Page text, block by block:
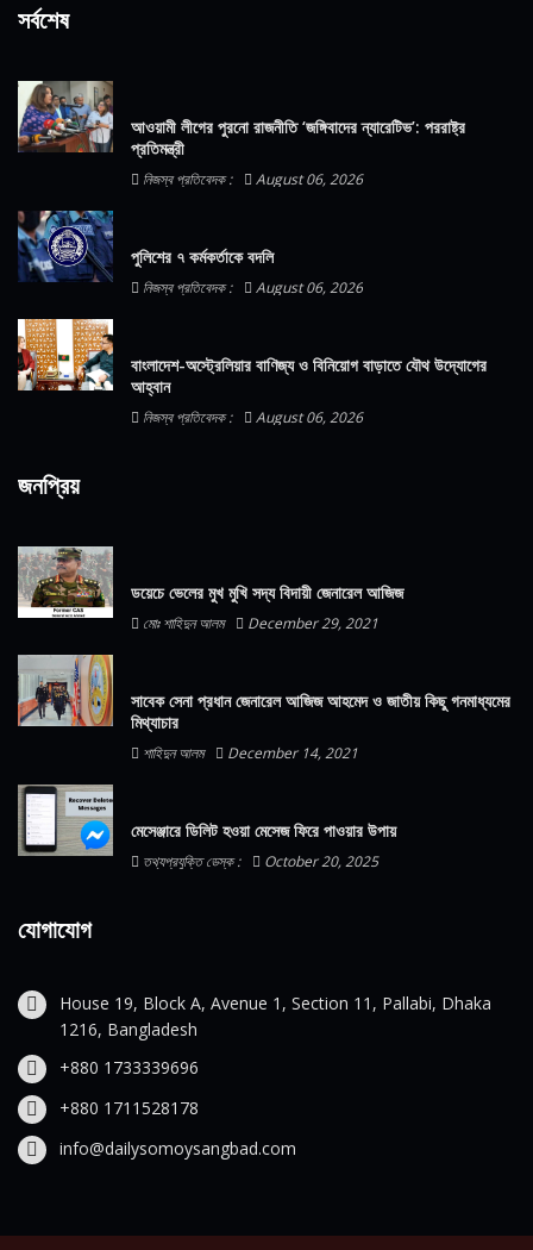
সর্বশেষ
আওয়ামী লীগের পুরনো রাজনীতি ‘জঙ্গিবাদের ন্যারেটিভ’: পররাষ্ট্র
প্রতিমন্ত্রী
নিজস্ব প্রতিবেদক : August 06, 2026
পুলিশের ৭ কর্মকর্তাকে বদলি
নিজস্ব প্রতিবেদক : August 06, 2026
বাংলাদেশ-অস্ট্রেলিয়ার বাণিজ্য ও বিনিয়োগ বাড়াতে যৌথ উদ্যোগের
আহ্বান
নিজস্ব প্রতিবেদক : August 06, 2026
জনপ্রিয়
ডয়েচে ভেলের মুখ মুখি সদ্য বিদায়ী জেনারেল আজিজ
মোঃ শাহিদুন আলম December 29, 2021
সাবেক সেনা প্রধান জেনারেল আজিজ আহমেদ ও জাতীয় কিছু গনমাধ্যমের
মিথ্যাচার
শাহিদুন আলম December 14, 2021
মেসেঞ্জারে ডিলিট হওয়া মেসেজ ফিরে পাওয়ার উপায়
তথ্যপ্রযুক্তি ডেস্ক : October 20, 2025
যোগাযোগ
House 19, Block A, Avenue 1, Section 11, Pallabi, Dhaka
1216, Bangladesh
+880 1733339696
+880 1711528178
info@dailysomoysangbad.com